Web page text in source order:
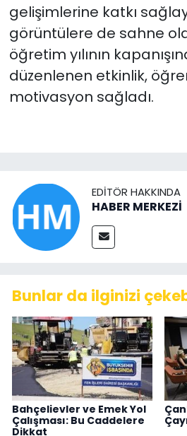
gelişimlerine katkı
görüntülere de sahne
öğretim yılının
düzenlenen etkinlik,
motivasyon sağladı.
EDITÖR HAKKINDA
HABER MERKEZİ
Bunlar da ilginizi
Bahçelievler ve Emek Yol
Çalışması: Bu Caddelere
Dikkat